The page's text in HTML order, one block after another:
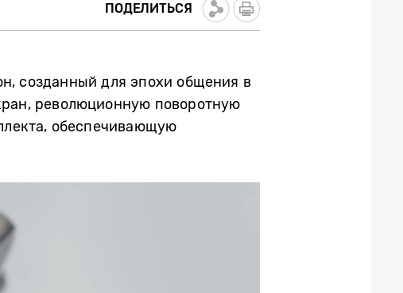
ПОДЕЛИТЬСЯ
созданный для эпохи общения в
революционную поворотную
обеспечивающую